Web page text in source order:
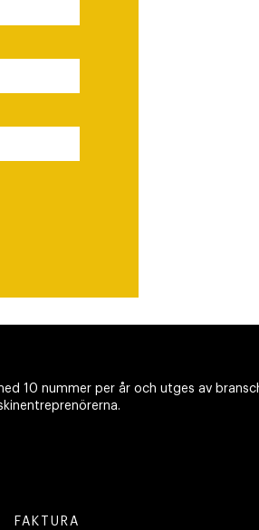
10 nummer per år och utges av
FAKTURA